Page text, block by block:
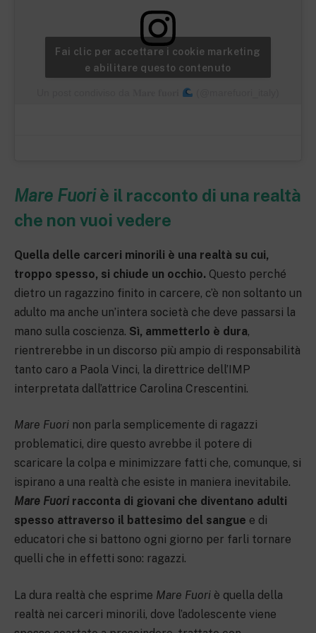
Fai clic per accettare i cookie marketing
e abilitare questo contenuto
Mare Fuoriè il racconto di una realtà
che non vuoi vedere
Quella delle carceri minorili è una realtà su cui,
troppo spesso, si chiude un occhio. Questo perché
dietro un ragazzino finito in carcere, c’è non soltanto un
adulto ma anche un’intera società che deve passarsi la
mano sulla coscienza. Sì, ammetterlo è dura,
rientrerebbe in un discorso più ampio di responsabilità
tanto caro a Paola Vinci, la direttrice dell’IMP
interpretata dall’attrice Carolina Crescentini.
Mare Fuori non parla semplicemente di ragazzi
problematici, dire questo avrebbe il potere di
scaricare la colpa e minimizzare fatti che, comunque, si
ispirano a una realtà che esiste in maniera inevitabile.
Mare Fuori racconta di giovani che diventano adulti
spesso attraverso il battesimo del sangue e di
educatori che si battono ogni giorno per farli tornare
quelli che in effetti sono: ragazzi.
La dura realtà che esprime Mare Fuori è quella della
realtà nei carceri minorili, dove l’adolescente viene